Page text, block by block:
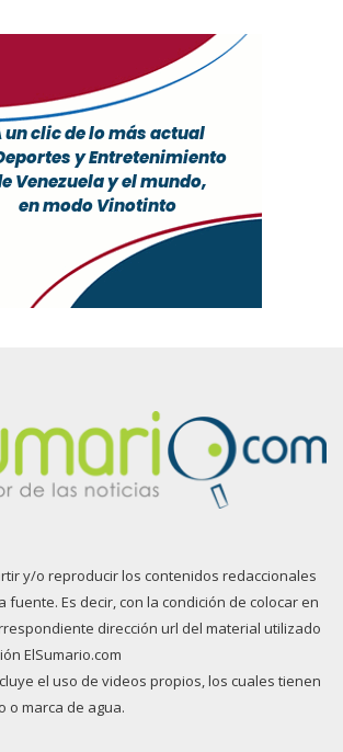
y/o reproducir los contenidos redaccionales
fuente. Es decir, con la condición de colocar en
dirección url del material utilizado
ElSumario.com
el uso de videos propios, los cuales tienen
o marca de agua.